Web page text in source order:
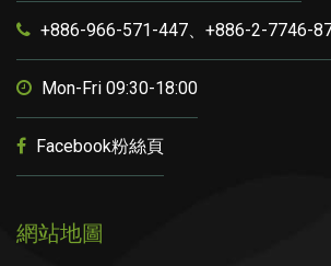
+886-966-571-447、+886-2-7746-
Mon-Fri 09:30-18:00
Facebook粉絲頁
網站地圖